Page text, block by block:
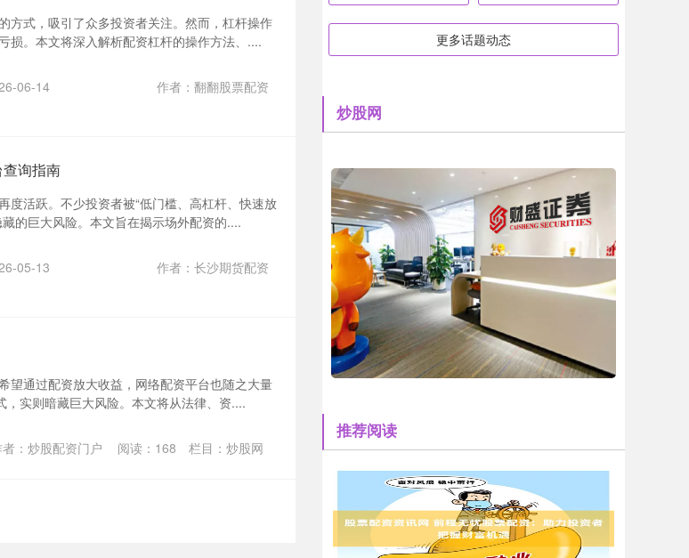
方式，吸引了众多投资者关注。然而，杠杆操作
损。本文将深入解析配资杠杆的操作方法、....
06-14
作者：翻翻股票配资
询指南
度活跃。不少投资者被“低门槛、高杠杆、快速放
的巨大风险。本文旨在揭示场外配资的....
05-13
作者：长沙期货配资
望通过配资放大收益，网络配资平台也随之大量
，实则暗藏巨大风险。本文将从法律、资....
：炒股配资门户 阅读： 168 栏目： 炒股网
更多话题动态
炒股网
推荐阅读